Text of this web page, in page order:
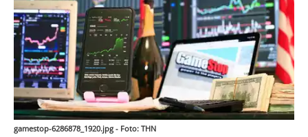
gamestop-6286878_1920.jpg - Foto: THN